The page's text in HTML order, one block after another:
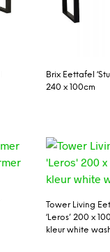
Brix Eettafel
240 x 100cm
Tower Living
‘Leros’ 200 x
kleur white